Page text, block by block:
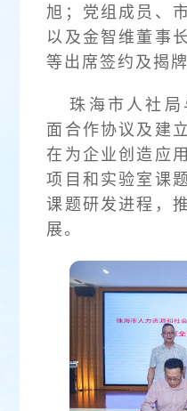
旭；党组成员、
以及金智维董事
等出席签约及揭牌
珠海市人社
面合作协议及建
在为企业创造应
项目和实验室课
课题研发进程，
展。